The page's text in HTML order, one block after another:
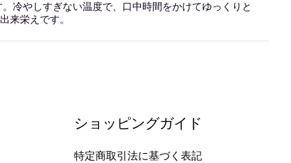
冷やしすぎない温度で、口中時間をかけてゆっくりと
来栄えです。
ショッピングガイド
特定商取引法に基づく表記